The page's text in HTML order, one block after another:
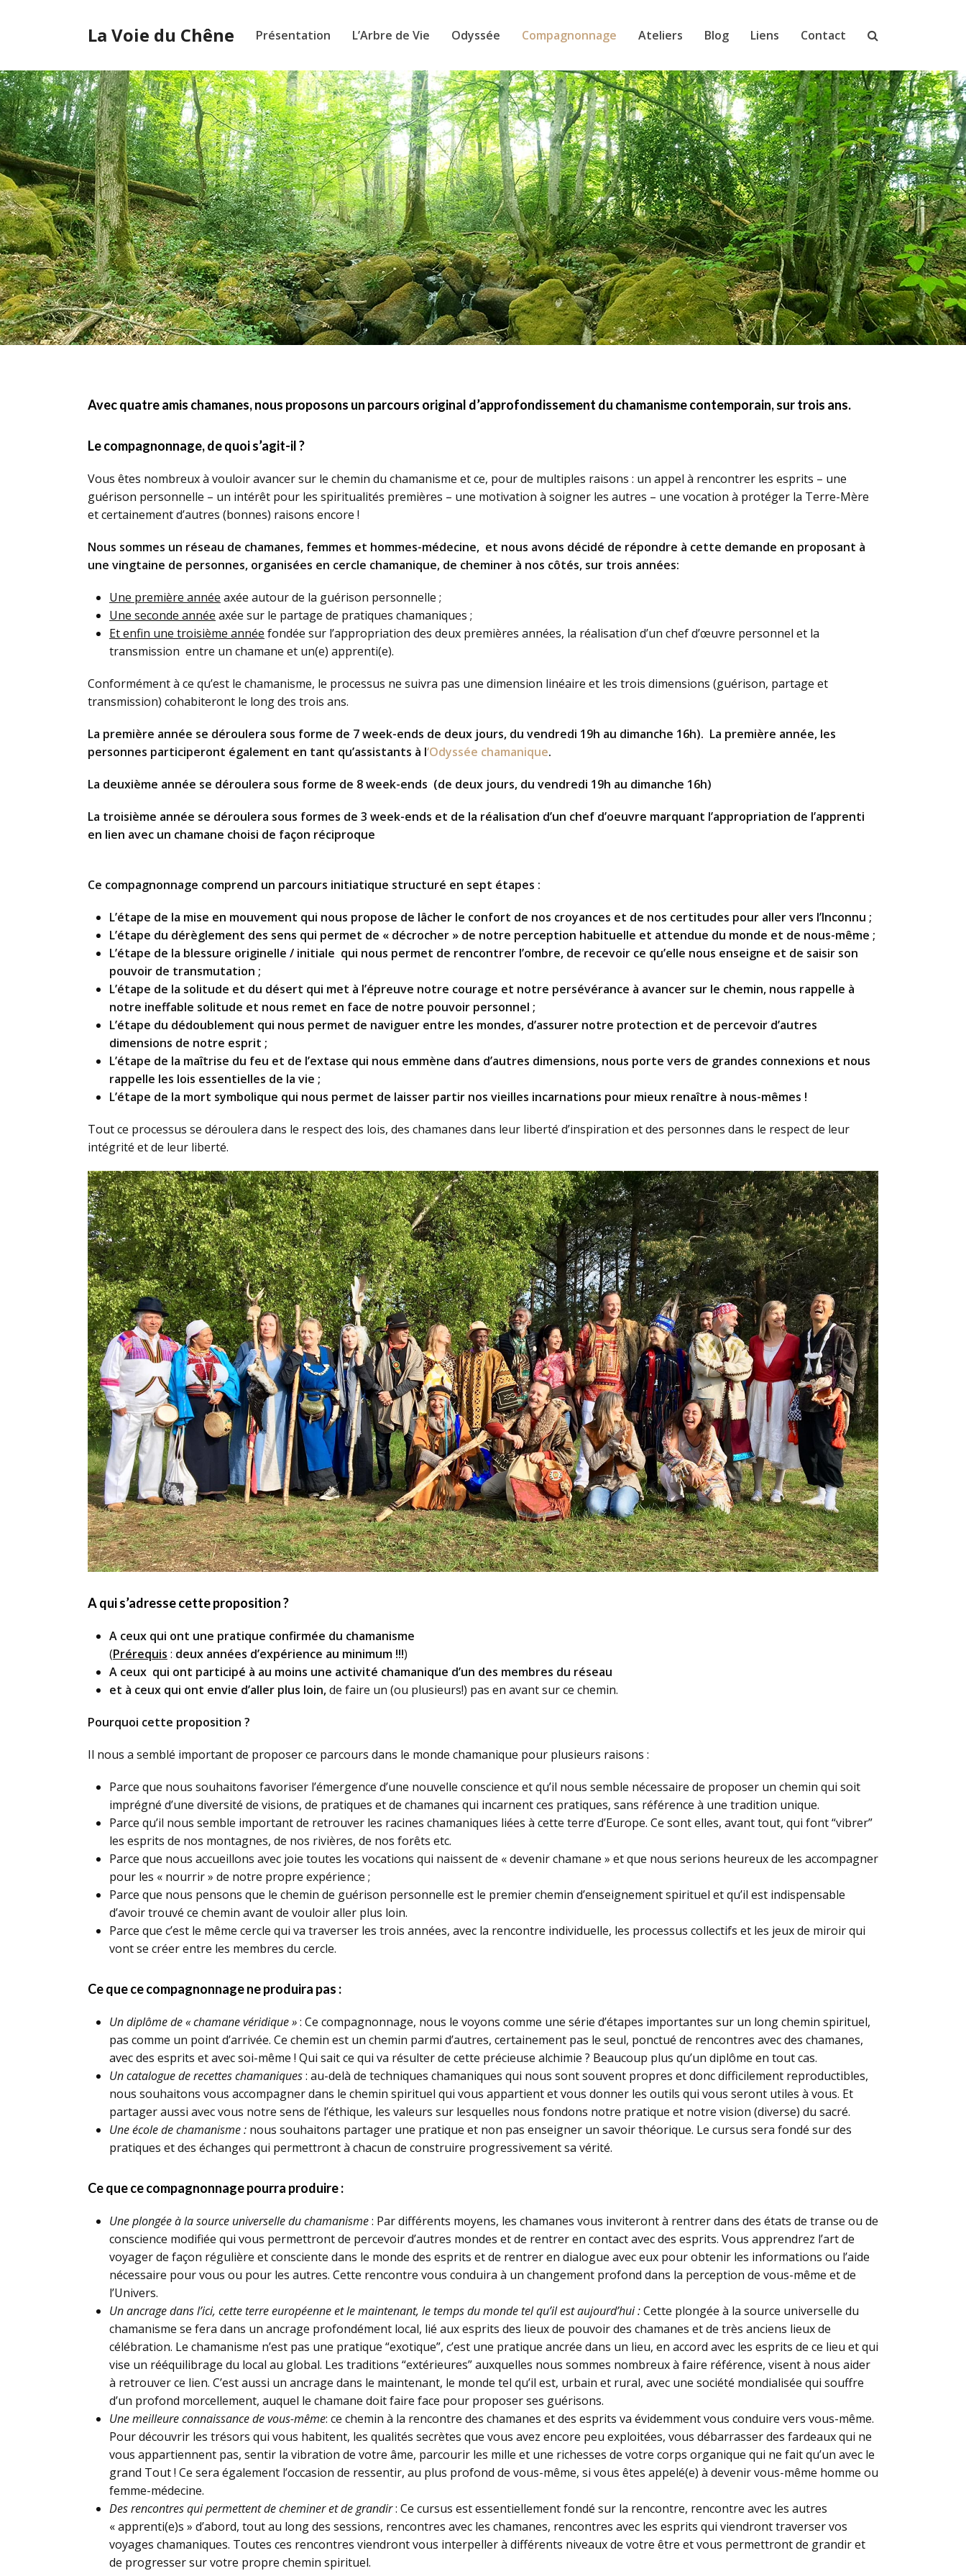
La Voie du Chêne Présentation L’Arbre de Vie Odyssée Compagnonnage Ateliers Blog Liens Contact
Avec quatre amis chamanes, nous proposons un parcours original d’approfondissement du chamanisme contemporain, sur trois ans.
Le compagnonnage, de quoi s’agit-il ?
Vous êtes nombreux à vouloir avancer sur le chemin du chamanisme et ce, pour de multiples raisons : un appel à rencontrer les esprits – une
guérison personnelle – un intérêt pour les spiritualités premières – une motivation à soigner les autres – une vocation à protéger la Terre-Mère
et certainement d’autres (bonnes) raisons encore !
Nous sommes un réseau de chamanes, femmes et hommes-médecine, et nous avons décidé de répondre à cette demande en proposant à
une vingtaine de personnes, organisées en cercle chamanique, de cheminer à nos côtés, sur trois années:
Une première année axée autour de la guérison personnelle ;
Une seconde année axée sur le partage de pratiques chamaniques ;
Et enfin une troisième année fondée sur l’appropriation des deux premières années, la réalisation d’un chef d’œuvre personnel et la
transmission entre un chamane et un(e) apprenti(e).
Conformément à ce qu’est le chamanisme, le processus ne suivra pas une dimension linéaire et les trois dimensions (guérison, partage et
transmission) cohabiteront le long des trois ans.
La première année se déroulera sous forme de 7 week-ends de deux jours, du vendredi 19h au dimanche 16h). La première année, les
personnes participeront également en tant qu’assistants à l‘Odyssée chamanique.
La deuxième année se déroulera sous forme de 8 week-ends (de deux jours, du vendredi 19h au dimanche 16h)
La troisième année se déroulera sous formes de 3 week-ends et de la réalisation d’un chef d’oeuvre marquant l’appropriation de l’apprenti
en lien avec un chamane choisi de façon réciproque
Ce compagnonnage comprend un parcours initiatique structuré en sept étapes :
L’étape de la mise en mouvement qui nous propose de lâcher le confort de nos croyances et de nos certitudes pour aller vers l’Inconnu ;
L’étape du dérèglement des sens qui permet de « décrocher » de notre perception habituelle et attendue du monde et de nous-même ;
L’étape de la blessure originelle / initiale qui nous permet de rencontrer l’ombre, de recevoir ce qu’elle nous enseigne et de saisir son
pouvoir de transmutation ;
L’étape de la solitude et du désert qui met à l’épreuve notre courage et notre persévérance à avancer sur le chemin, nous rappelle à
notre ineffable solitude et nous remet en face de notre pouvoir personnel ;
L’étape du dédoublement qui nous permet de naviguer entre les mondes, d’assurer notre protection et de percevoir d’autres
dimensions de notre esprit ;
L’étape de la maîtrise du feu et de l’extase qui nous emmène dans d’autres dimensions, nous porte vers de grandes connexions et nous
rappelle les lois essentielles de la vie ;
L’étape de la mort symbolique qui nous permet de laisser partir nos vieilles incarnations pour mieux renaître à nous-mêmes !
Tout ce processus se déroulera dans le respect des lois, des chamanes dans leur liberté d’inspiration et des personnes dans le respect de leur
intégrité et de leur liberté.
A qui s’adresse cette proposition ?
A ceux qui ont une pratique confirmée du chamanisme
(Prérequis : deux années d’expérience au minimum !!!)
A ceux qui ont participé à au moins une activité chamanique d’un des membres du réseau
et à ceux qui ont envie d’aller plus loin,de faire un (ou plusieurs!) pas en avant sur ce chemin.
Pourquoi cette proposition ?
Il nous a semblé important de proposer ce parcours dans le monde chamanique pour plusieurs raisons :
Parce que nous souhaitons favoriser l’émergence d’une nouvelle conscience et qu’il nous semble nécessaire de proposer un chemin qui soit
imprégné d’une diversité de visions, de pratiques et de chamanes qui incarnent ces pratiques, sans référence à une tradition unique.
Parce qu’il nous semble important de retrouver les racines chamaniques liées à cette terre d’Europe. Ce sont elles, avant tout, qui font “vibrer”
les esprits de nos montagnes, de nos rivières, de nos forêts etc.
Parce que nous accueillons avec joie toutes les vocations qui naissent de « devenir chamane » et que nous serions heureux de les accompagner
pour les « nourrir » de notre propre expérience ;
Parce que nous pensons que le chemin de guérison personnelle est le premier chemin d’enseignement spirituel et qu’il est indispensable
d’avoir trouvé ce chemin avant de vouloir aller plus loin.
Parce que c’est le même cercle qui va traverser les trois années, avec la rencontre individuelle, les processus collectifs et les jeux de miroir qui
vont se créer entre les membres du cercle.
Ce que ce compagnonnage ne produira pas :
Un diplôme de « chamane véridique »: Ce compagnonnage, nous le voyons comme une série d’étapes importantes sur un long chemin spirituel,
pas comme un point d’arrivée. Ce chemin est un chemin parmi d’autres, certainement pas le seul, ponctué de rencontres avec des chamanes,
avec des esprits et avec soi-même ! Qui sait ce qui va résulter de cette précieuse alchimie ? Beaucoup plus qu’un diplôme en tout cas.
Un catalogue de recettes chamaniques: au-delà de techniques chamaniques qui nous sont souvent propres et donc difficilement reproductibles,
nous souhaitons vous accompagner dans le chemin spirituel qui vous appartient et vous donner les outils qui vous seront utiles à vous. Et
partager aussi avec vous notre sens de l’éthique, les valeurs sur lesquelles nous fondons notre pratique et notre vision (diverse) du sacré.
Une école de chamanisme : nous souhaitons partager une pratique et non pas enseigner un savoir théorique. Le cursus sera fondé sur des
pratiques et des échanges qui permettront à chacun de construire progressivement sa vérité.
Ce que ce compagnonnage pourra produire :
Une plongée à la source universelle du chamanisme: Par différents moyens, les chamanes vous inviteront à rentrer dans des états de transe ou de
conscience modifiée qui vous permettront de percevoir d’autres mondes et de rentrer en contact avec des esprits. Vous apprendrez l’art de
voyager de façon régulière et consciente dans le monde des esprits et de rentrer en dialogue avec eux pour obtenir les informations ou l’aide
nécessaire pour vous ou pour les autres. Cette rencontre vous conduira à un changement profond dans la perception de vous-même et de
l’Univers.
Un ancrage dans l’ici, cette terre européenne et le maintenant, le temps du monde tel qu’il est aujourd’hui :Cette plongée à la source universelle du
chamanisme se fera dans un ancrage profondément local, lié aux esprits des lieux de pouvoir des chamanes et de très anciens lieux de
célébration. Le chamanisme n’est pas une pratique “exotique”, c’est une pratique ancrée dans un lieu, en accord avec les esprits de ce lieu et qui
vise un rééquilibrage du local au global. Les traditions “extérieures” auxquelles nous sommes nombreux à faire référence, visent à nous aider
à retrouver ce lien. C’est aussi un ancrage dans le maintenant, le monde tel qu’il est, urbain et rural, avec une société mondialisée qui souffre
d’un profond morcellement, auquel le chamane doit faire face pour proposer ses guérisons.
Une meilleure connaissance de vous-même: ce chemin à la rencontre des chamanes et des esprits va évidemment vous conduire vers vous-même.
Pour découvrir les trésors qui vous habitent, les qualités secrètes que vous avez encore peu exploitées, vous débarrasser des fardeaux qui ne
vous appartiennent pas, sentir la vibration de votre âme, parcourir les mille et une richesses de votre corps organique qui ne fait qu’un avec le
grand Tout ! Ce sera également l’occasion de ressentir, au plus profond de vous-même, si vous êtes appelé(e) à devenir vous-même homme ou
femme-médecine.
Des rencontres qui permettent de cheminer et de grandir: Ce cursus est essentiellement fondé sur la rencontre, rencontre avec les autres
« apprenti(e)s » d’abord, tout au long des sessions, rencontres avec les chamanes, rencontres avec les esprits qui viendront traverser vos
voyages chamaniques. Toutes ces rencontres viendront vous interpeller à différents niveaux de votre être et vous permettront de grandir et
de progresser sur votre propre chemin spirituel.